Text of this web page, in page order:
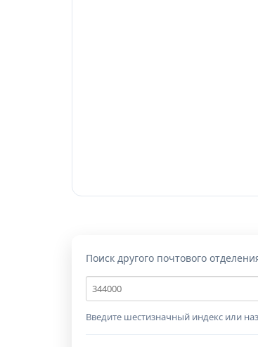
Поиск другого почтового
Почтовый
индекс
Введите шестизначный индекс или